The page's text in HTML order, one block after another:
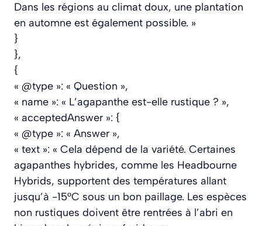
Dans les régions au climat doux, une plantation
en automne est également possible. »
}
},
{
« @type »: « Question »,
« name »: « L’agapanthe est-elle rustique ? »,
« acceptedAnswer »: {
« @type »: « Answer »,
« text »: « Cela dépend de la variété. Certaines
agapanthes hybrides, comme les Headbourne
Hybrids, supportent des températures allant
jusqu’à -15°C sous un bon paillage. Les espèces
non rustiques doivent être rentrées à l’abri en